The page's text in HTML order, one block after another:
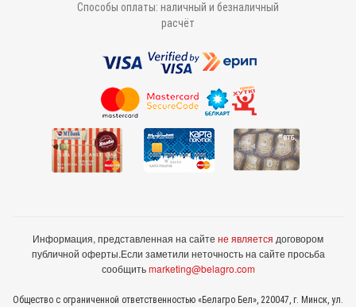
Способы оплаты: наличный и безналичный
расчёт
Информация, представленная на сайте не является договором
публичной оферты.Если заметили неточность на сайте просьба
сообщитьmarketing@belagro.com
Общество с ограниченной ответственностью «Белагро Бел», 220047, г. Минск, ул.